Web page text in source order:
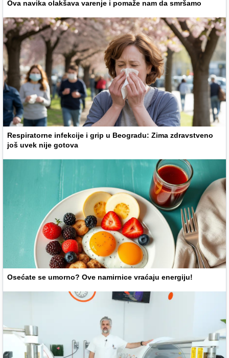
Ova navika olakšava varenje i pomaže nam da smršamo
Respiratorne infekcije i grip u Beogradu: Zima zdravstveno
još uvek nije gotova
Osećate se umorno? Ove namirnice vraćaju energiju!